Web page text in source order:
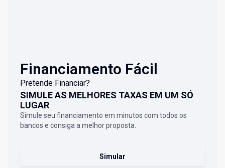
Financiamento Fácil
Pretende Financiar?
SIMULE AS MELHORES TAXAS EM UM SÓ
LUGAR
Simule seu financiamento em minutos com todos os
bancos e consiga a melhor proposta.
Simular